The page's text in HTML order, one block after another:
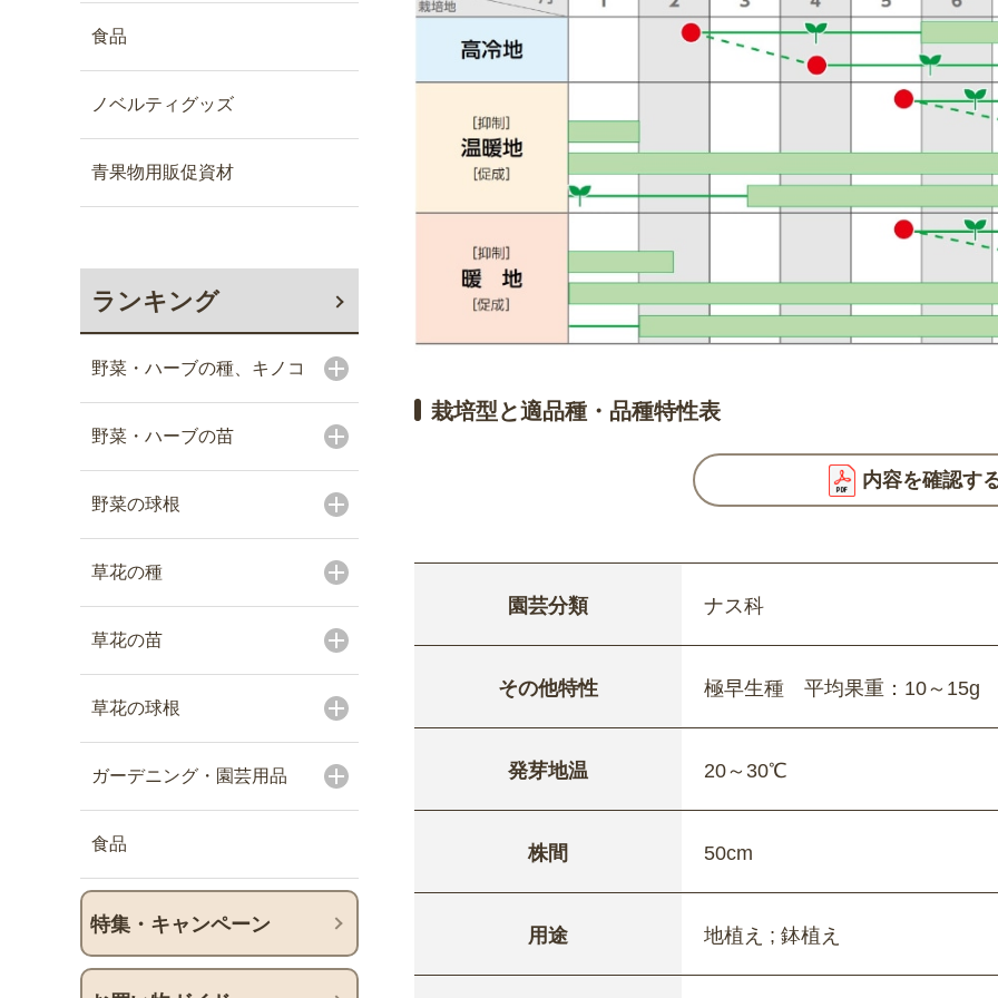
食品
ノベルティグッズ
青果物用販促資材
ランキング
野菜・ハーブの種、キノコ
野菜・ハーブの苗
野菜の球根
草花の種
草花の苗
草花の球根
ガーデニング・園芸用品
食品
特集・キャンペーン
栽培型と適品種・品種特性表
内容を確認す
園芸分類 ナス科
その他特性 極早生種 平均果重：10～15g
発芽地温 20～30℃
株間 50cm
用途 地植え ; 鉢植え